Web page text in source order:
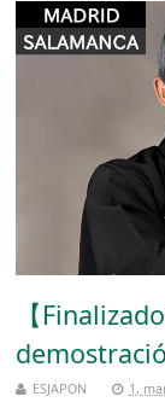
【
ESJAPON 1,